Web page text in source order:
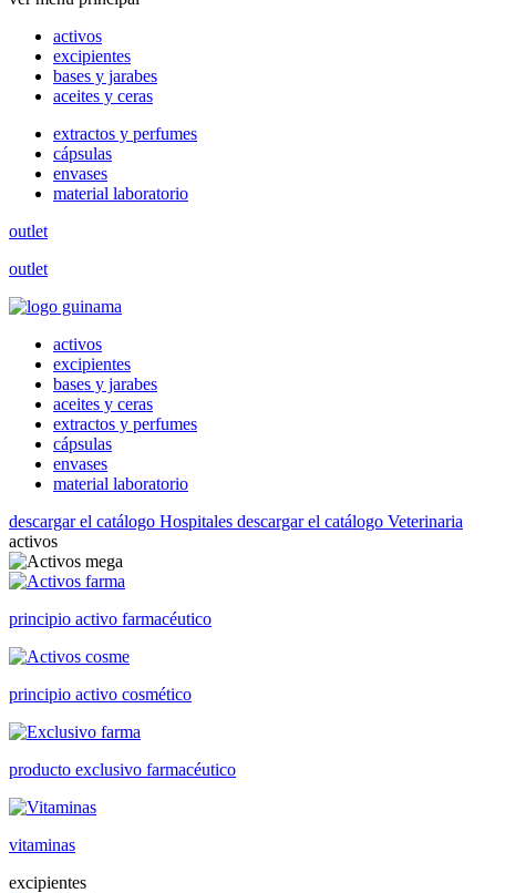
activos
excipientes
bases y jarabes
aceites y ceras
extractos y perfumes
cápsulas
envases
material laboratorio
outlet
outlet
activos
excipientes
bases y jarabes
aceites y ceras
extractos y perfumes
cápsulas
envases
material laboratorio
descargar el catálogo Hospitales descargar el catálogo Veterinaria
activos
principio activo farmacéutico
principio activo cosmético
producto exclusivo farmacéutico
vitaminas
excipientes